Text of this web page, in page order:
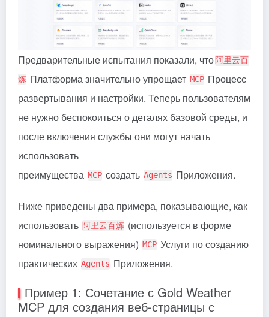
Предварительные испытания показали, что 阿里云百
炼 Платформа значительно упрощает MCP Процесс
развертывания и настройки. Теперь пользователям
не нужно беспокоиться о деталях базовой среды, и
после включения службы они могут начать
использовать
преимущества MCP создать Agents Приложения.
Ниже приведены два примера, показывающие, как
использовать 阿里云百炼 (используется в форме
номинального выражения) MCP Услуги по созданию
практических Agents Приложения.
Пример 1: Сочетание с Gold Weather
MCP для создания веб-страницы с